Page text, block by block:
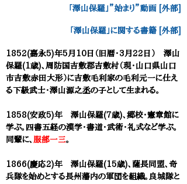
「澤山保羅」”始まり”動画 [外部]
「澤山保羅」に関する書籍 [外部]
1852(嘉永5)年5月10日（旧暦・ 3月22日） 澤山
保羅(1歳)、周防国吉敷郡吉敷村（現・山口県山口
市吉敷赤田大形）に吉敷毛利家の毛利元一に仕え
る下級武士・澤山源之丞の子として生まれる。
1858(安政5)年 澤山保羅(7歳)、郷校・憲章館に
学ぶ。四書五経の漢学・書道・武術・礼式など学ぶ。
同輩に、 服部一三。
1866(慶応2)年 澤山保羅(15歳)、薩長同盟、奇
兵隊を始めとする長州藩内の軍団を組織。良城隊と